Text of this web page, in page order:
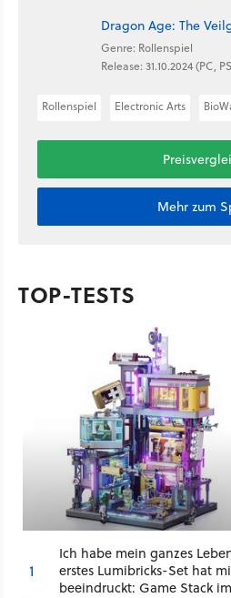
Dragon Age: The
Genre: Rollenspiel
Release: 31.10.2024 (PC,
Rollenspiel Electronic Arts
Mehr zum
TOP-TESTS
1
Ich habe mein ganzes
erstes Lumibricks-Set hat
beeindruckt: Game Stack